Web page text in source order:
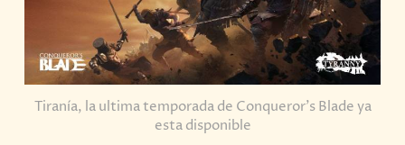
Tiranía, la ultima temporada de Conqueror’s Blade ya
esta disponible